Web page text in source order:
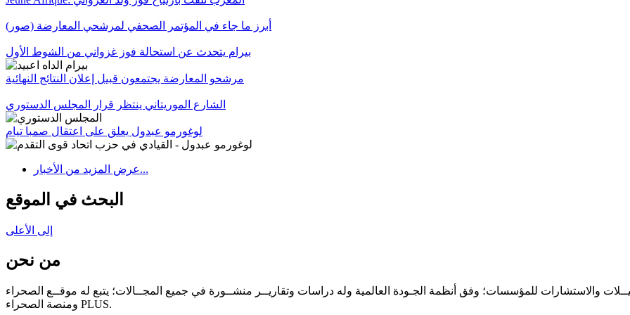
أبرز ما جاء في المؤتمر الصحفي لمرشحي المعارضة (صور)
بيرام يتحدث عن استحالة فوز غزواني من الشوط الأول
مرشحو المعارضة يجتمعون قبيل إعلان النتائج النهائية
الشارع الموريتاني ينتظر قرار المجلس الدستوري
لوغورمو عبدول يعلق على اعتقال صمبا تيام
عرض المزيد من الأخبار...
البحث في الموقع
إلى الأعلى
من نحن
والاستشارات للمؤسسات؛ وفق أنظمة الجـودة العالمية وله دراسات وتقاريــر منشــورة في جميع المجــالات؛ يتبع له موقــع الصحراء
ومنصة الصحراء PLUS.